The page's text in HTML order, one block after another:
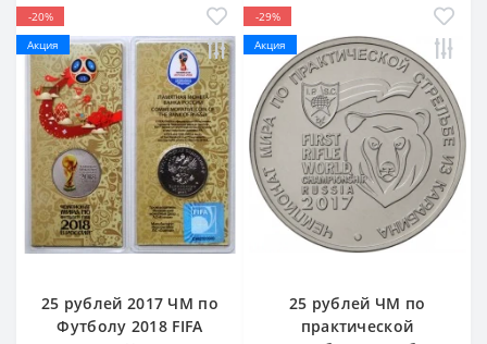
-20%
Акция
25 рублей 2017 ЧМ по
Футболу 2018 FIFA
-29%
Акция
25 рублей ЧМ по
практической